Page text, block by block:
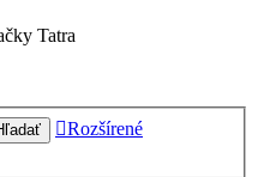
Tatra
Rozšírené